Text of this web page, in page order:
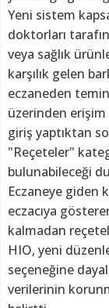
Yeni sistem
doktorları
veya sağlık
karşılık gelen
eczaneden
üzerinden erişim
giriş yaptıktan
"Reçeteler"
bulunabileceği
Eczaneye giden
eczacıya
kalmadan
HIO, yeni
seçeneğine
verilerinin